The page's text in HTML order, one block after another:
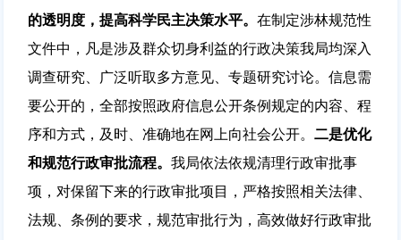
的透明度，提高科学民主决策水平。 在制定涉林规范性
文件中，凡是涉及群众切身利益的行政决策我局均深入
调查研究、广泛听取多方意见、专题研究讨论。信息需
要公开的，全部按照政府信息公开条例规定的内容、程
序和方式，及时、准确地在网上向社会公开。 二是优化
和规范行政审批流程。 我局依法依规清理行政审批事
项，对保留下来的行政审批项目，严格按照相关法律、
法规、条例的要求，规范审批行为，高效做好行政审批